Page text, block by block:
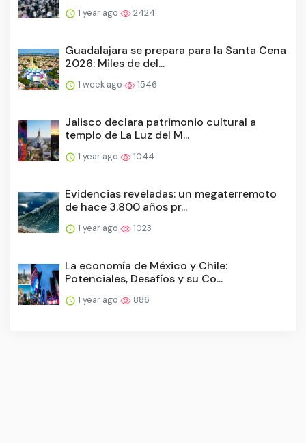
1 year ago 2424
Guadalajara se prepara para la Santa Cena
2026: Miles de del...
1 week ago 1546
Jalisco declara patrimonio cultural a
templo de La Luz del M...
1 year ago 1044
Evidencias reveladas: un megaterremoto
de hace 3.800 años pr...
1 year ago 1023
La economía de México y Chile:
Potenciales, Desafíos y su Co...
1 year ago 886